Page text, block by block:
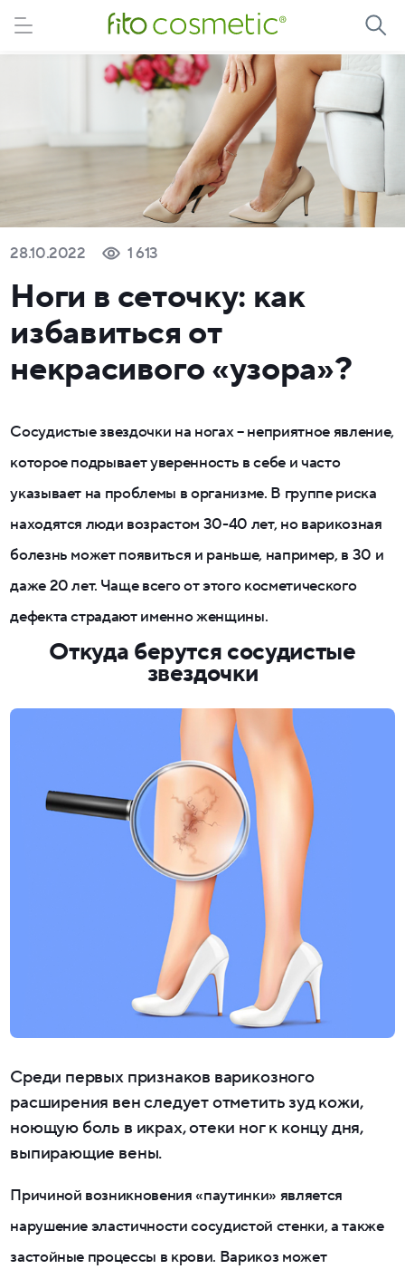
28.10.2022 1 613
Ноги в сеточку: как
избавиться от
некрасивого «узора»?
Сосудистые звездочки на ногах – неприятное явление,
которое подрывает уверенность в себе и часто
указывает на проблемы в организме. В группе риска
находятся люди возрастом 30-40 лет, но варикозная
болезнь может появиться и раньше, например, в 30 и
даже 20 лет. Чаще всего от этого косметического
дефекта страдают именно женщины.
Откуда берутся сосудистые
звездочки
Среди первых признаков варикозного
расширения вен следует отметить зуд кожи,
ноющую боль в икрах, отеки ног к концу дня,
выпирающие вены.
Причиной возникновения «паутинки» является
нарушение эластичности сосудистой стенки, а также
застойные процессы в крови. Варикоз может